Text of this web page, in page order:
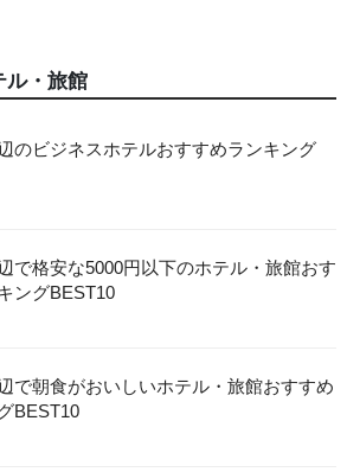
ル・旅館
のビジネスホテルおすすめランキング
で格安な5000円以下のホテル・旅館おす
ングBEST10
で朝食がおいしいホテル・旅館おすすめ
BEST10